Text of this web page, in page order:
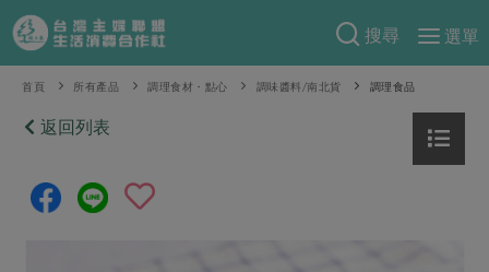
搜尋
選單
產品分類
當季蔬果
芽苗類
食譜料理
食材
特別企畫
首頁 所有產品 調理食材・點心 調味醬料/南北貨 調理食品
返回列表